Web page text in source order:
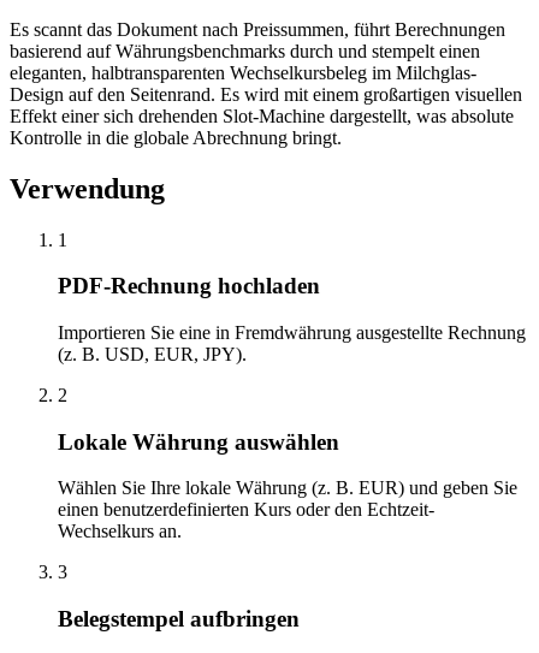
Es scannt das Dokument nach Preissummen, führt Berechnungen
basierend auf Währungsbenchmarks durch und stempelt einen
eleganten, halbtransparenten Wechselkursbeleg im Milchglas-
Design auf den Seitenrand. Es wird mit einem großartigen visuellen
Effekt einer sich drehenden Slot-Machine dargestellt, was absolute
Kontrolle in die globale Abrechnung bringt.
Verwendung
1
PDF-Rechnung hochladen
Importieren Sie eine in Fremdwährung ausgestellte Rechnung
(z. B. USD, EUR, JPY).
2
Lokale Währung auswählen
Wählen Sie Ihre lokale Währung (z. B. EUR) und geben Sie
einen benutzerdefinierten Kurs oder den Echtzeit-
Wechselkurs an.
3
Belegstempel aufbringen